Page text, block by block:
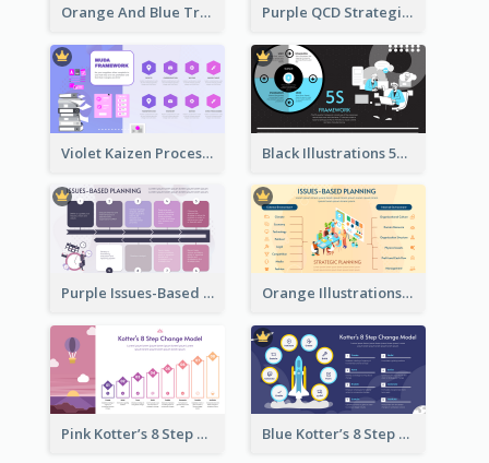
Orange And Blue Transactional Leadership Strategic Analysis Purple QCD Strategic Analysis
Violet Kaizen Process Strategic Analysis Design Template Black Illustrations 5S Framework Strategic Analysis
Purple Issues-Based Planning Strategic Analysis Orange Illustrations Issues-Based Planning Strategic Analysis
Pink Kotter’s 8 Step Change Model Strategic Analysis Blue Kotter’s 8 Step Change Model Strategic Analysis